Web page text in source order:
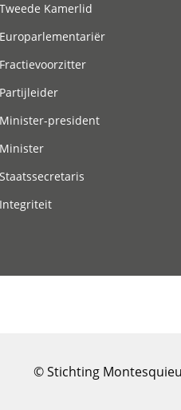
Tweede Kamerlid
Europarlementariër
Fractievoorzitter
Partijleider
Minister-president
Minister
Staatssecretaris
Integriteit
© Stichting